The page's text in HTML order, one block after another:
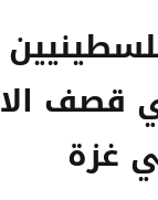
7
قصف
غزة